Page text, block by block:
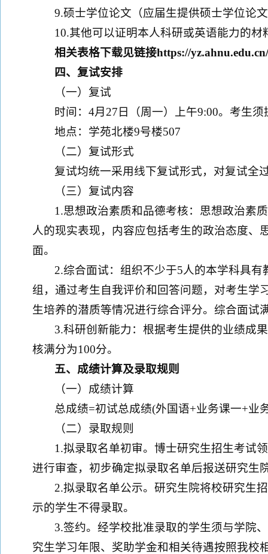
9.硕士学位论文（应届生提供硕士学位论
10.其他可以证明本人科研或英语能力的材
相关表格下载见链接https://
四、复试安排
（一）复试
时间：4月27日（周一）上午9:00。考生
地点：学苑北楼9号楼507
（二）复试形式
复试均统一采用线下复试形式，对复试全
（三）复试内容
1.思想政治素质和品德考核：思想政治素
人的现实表现，内容应包括考生的政治态度、
面。
2.综合面试：组织不少于5人的本学科具
组，通过考生自我评价和回答问题，对考生学
生培养的潜质等情况进行综合评分。综合面试
3.科研创新能力：根据考生提供的业绩成
核满分为100分。
五、成绩计算及录取规则
（一）成绩计算
总成绩=初试总成绩(外国语+业务课一+业
（二）录取规则
1.拟录取名单初审。博士研究生招生考试
进行审查，初步确定拟录取名单后报送研究生
2.拟录取名单公示。研究生院将校研究生
示的学生不得录取。
3.签约。经学校批准录取的学生须与学院
究生学习年限、奖助学金和相关待遇按照我校